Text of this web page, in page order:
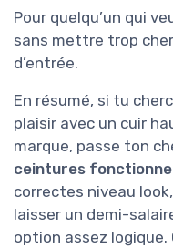
Pour quelqu’un qui
sans mettre trop
d’entrée.
En résumé, si tu
plaisir avec un cuir
marque, passe ton
ceintures
correctes niveau
laisser un demi-
option assez